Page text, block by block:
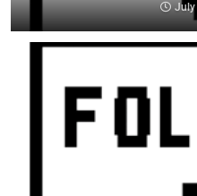
July